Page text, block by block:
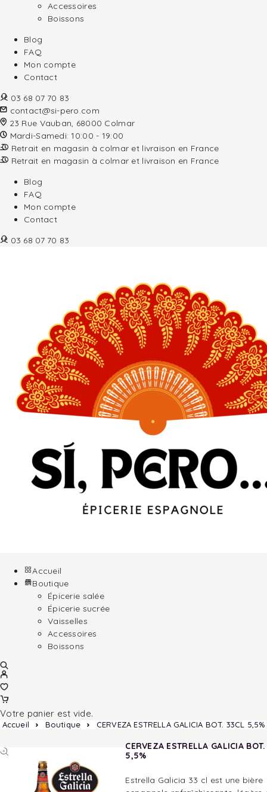
Accessoires
Boissons
Blog
FAQ
Mon compte
Contact
03 68 07 70 83
contact@si-pero.com
23 Rue Vauban, 68000 Colmar
Mardi-Samedi: 10:00 - 19:00
Retrait en magasin à colmar et livraison en France
Retrait en magasin à colmar et livraison en France
Blog
FAQ
Mon compte
Contact
03 68 07 70 83
Accueil
Boutique
Épicerie salée
Épicerie sucrée
Vaisselles
Accessoires
Boissons
Votre panier est vide.
Accueil Boutique CERVEZA ESTRELLA GALICIA BOT. 33CL 5,5%
CERVEZA ESTRELLA GALICIA
5,5%
Estrella Galicia 33 cl est une bière